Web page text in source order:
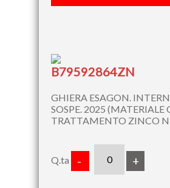
B79592864ZN
GHIERA ESAGON.
SOSPE. 2025 (MATERIALE
TRATTAMENTO ZINCO
Q.ta - +